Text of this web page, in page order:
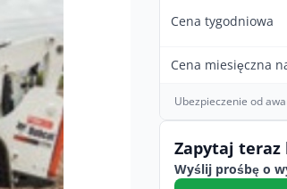
Cena tygodniowa
Cena miesięczna
Ubezpieczenie od
Zapytaj teraz
Wyślij prośbę o